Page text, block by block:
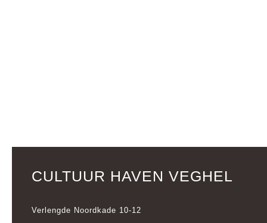
CULTUUR HAVEN VEGHEL
Verlengde Noordkade 10-12